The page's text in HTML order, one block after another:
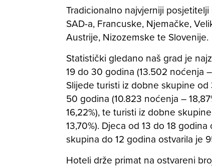
Tradicionalno najvjerniji
SAD-a, Francuske, Njemačke,
Austrije, Nizozemske te Slovenije.
Statistički gledano naš grad je
19 do 30 godina (13.502 noćenja
Slijede turisti iz dobne skupine od
50 godina (10.823 noćenja –
16,22%), te turisti iz dobne
13,70%). Djeca od 13 do 18
skupina do 12 godina ostvarila je
Hoteli drže primat na ostvareni